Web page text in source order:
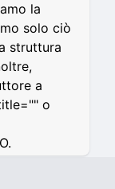
la
solo ciò
struttura
a
o